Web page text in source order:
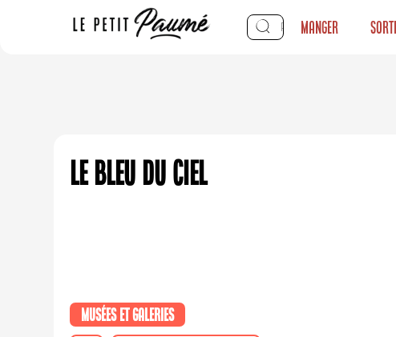
Manger
Le Bleu du Ciel
Musées et galeries